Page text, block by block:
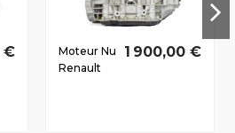
€
Moteur Nu
Renault
1 900,00 €